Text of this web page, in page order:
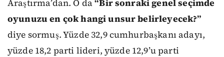
Araştırma’dan. O da“Bir sonraki genel seçimde
oyunuzu en çok hangi unsur belirleyecek?”
diye sormuş. Yüzde 32,9 cumhurbaşkanı adayı,
yüzde 18,2 parti lideri, yüzde 12,9’u parti